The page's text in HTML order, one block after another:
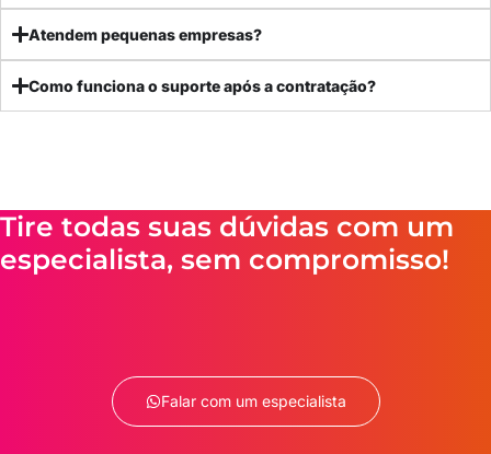
Atendem pequenas empresas?
Como funciona o suporte após a contratação?
Tire todas suas dúvidas com um
especialista, sem compromisso!
Falar com um especialista